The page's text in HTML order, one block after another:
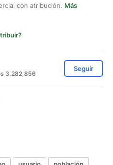
con atribución. Más
3,282,856
Seguir